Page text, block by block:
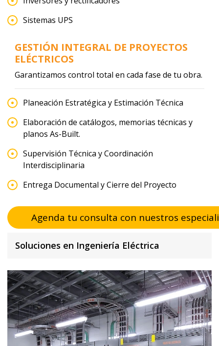
Sistemas UPS
GESTIÓN INTEGRAL DE PROYECTOS
ELÉCTRICOS
Garantizamos control total en cada fase de tu obra.
Planeación Estratégica y Estimación Técnica
Elaboración de catálogos, memorias técnicas y
planos As-Built.
Supervisión Técnica y Coordinación
Interdisciplinaria
Entrega Documental y Cierre del Proyecto
Agenda tu consulta con nuestros
Soluciones en Ingeniería Eléctrica